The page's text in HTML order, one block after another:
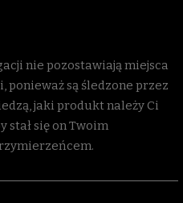
nie pozostawiają miejsca
ponieważ są śledzone przez
jaki produkt należy Ci
stał się on Twoim